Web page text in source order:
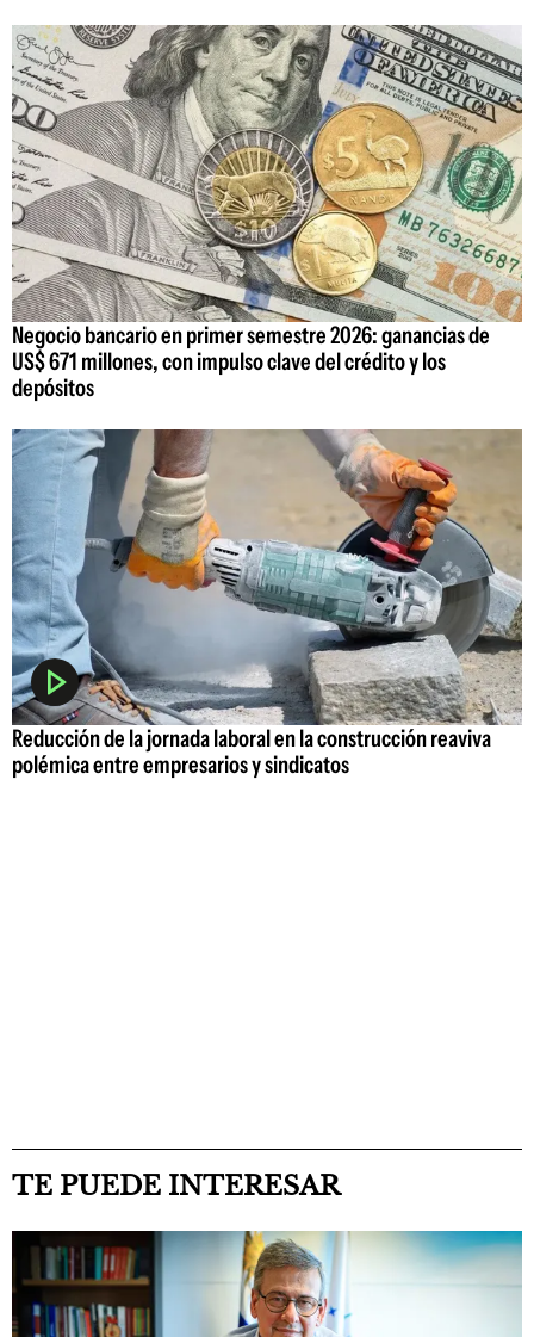
Negocio bancario en primer semestre 2026: ganancias de
US$ 671 millones, con impulso clave del crédito y los
depósitos
Reducción de la jornada laboral en la construcción reaviva
polémica entre empresarios y sindicatos
TE PUEDE INTERESAR